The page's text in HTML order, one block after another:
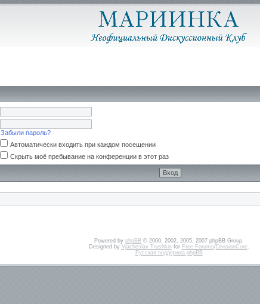
Забыли пароль?
Автоматически входить при каждом посещении
Скрыть моё пребывание на конференции в этот раз
Powered by phpBB© 2000, 2002, 2005, 2007 phpBB Group.
Designed by Vjacheslav Trushkinfor Free Forums/DivisionCore.
Русская поддержка phpBB